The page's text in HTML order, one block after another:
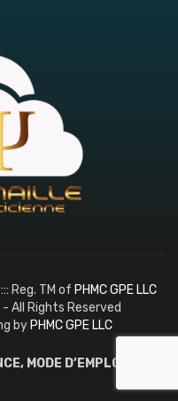
Reg. TM of PHMC GPE LLC
All Rights Reserved
by PHMC GPE LLC
MODE D’EMPLOI